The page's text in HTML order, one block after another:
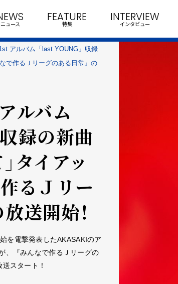
ニュース
FEATURE
特集
INTERVIEW
インタビュー
アルバム「last YOUNG」収録
で作るＪリーグのある日常』の
ルバム
録の新曲
タイアッ
るＪリー
送開始！
を電撃発表したAKASAKIのア
、『みんなで作るＪリーグの
スタート！